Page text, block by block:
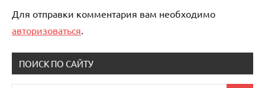
Для отправки комментария вам необходимо
авторизоваться
ПОИСК ПО САЙТУ